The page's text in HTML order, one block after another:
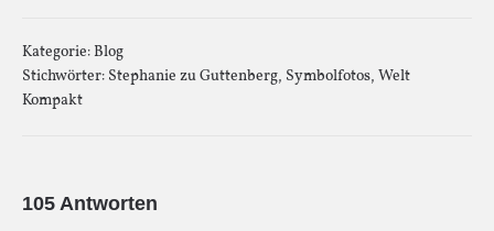
Kategorie:Blog
Stichwörter: Stephanie zu Guttenberg, Symbolfotos, Welt
Kompakt
105 Antworten